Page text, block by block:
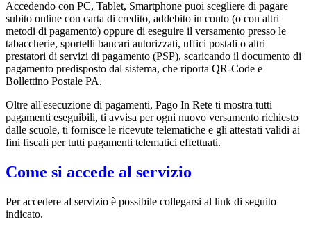
Accedendo con PC, Tablet, Smartphone puoi scegliere di pagare
subito online con carta di credito, addebito in conto (o con altri
metodi di pagamento) oppure di eseguire il versamento presso le
tabaccherie, sportelli bancari autorizzati, uffici postali o altri
prestatori di servizi di pagamento (PSP), scaricando il documento di
pagamento predisposto dal sistema, che riporta QR-Code e
Bollettino Postale PA.
Oltre all'esecuzione di pagamenti, Pago In Rete ti mostra tutti
pagamenti eseguibili, ti avvisa per ogni nuovo versamento richiesto
dalle scuole, ti fornisce le ricevute telematiche e gli attestati validi ai
fini fiscali per tutti pagamenti telematici effettuati.
Come si accede al servizio
Per accedere al servizio è possibile collegarsi al link di seguito
indicato.